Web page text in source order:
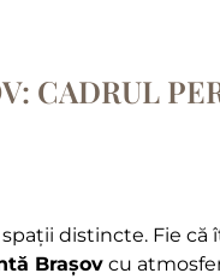
CADRUL
distincte. Fie că
Brașov cu